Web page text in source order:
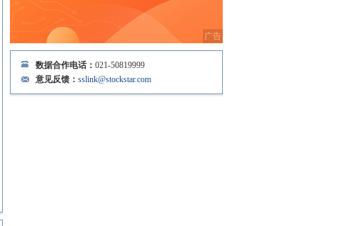
数据合作电话： 021-50819999
意见反馈： sslink@stockstar.com